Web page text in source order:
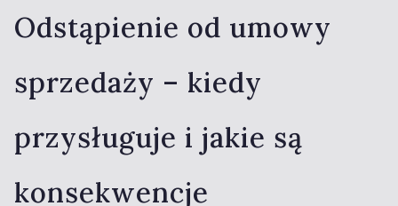
Odstąpienie od umowy
sprzedaży – kiedy
przysługuje i jakie są
konsekwencje